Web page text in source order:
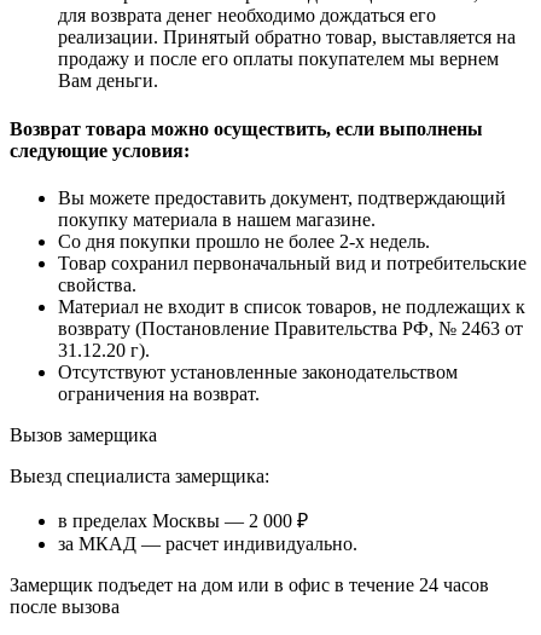
для возврата денег необходимо дождаться его
реализации. Принятый обратно товар, выставляется на
продажу и после его оплаты покупателем мы вернем
Вам деньги.
Возврат товара можно осуществить, если выполнены
следующие условия:
Вы можете предоставить документ, подтверждающий
покупку материала в нашем магазине.
Со дня покупки прошло не более 2-х недель.
Товар сохранил первоначальный вид и потребительские
свойства.
Материал не входит в список товаров, не подлежащих к
возврату (Постановление Правительства РФ, № 2463 от
31.12.20 г).
Отсутствуют установленные законодательством
ограничения на возврат.
Вызов замерщика
Выезд специалиста замерщика:
в пределах Москвы — 2 000 ₽
за МКАД — расчет индивидуально.
Замерщик подъедет на дом или в офис в течение 24 часов
после вызова